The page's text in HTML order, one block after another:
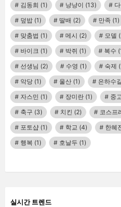
김동희 (1) 냥냥이 (13)
덮밥 (1) 딸배 (2) 만족 (1)
맞춤법 (1) 메시 (2) 모델
바이크 (1) 박쥐 (1) 복수
선생님 (2) 수영 (1) 숙제
악당 (1) 울산 (1) 은하수길
자스민 (1) 장미란 (1) 중
축구 (3) 치킨 (2) 코스프
포토샵 (1) 학교 (4) 한혜
행복 (1) 호날두 (1)
실시간 트렌드